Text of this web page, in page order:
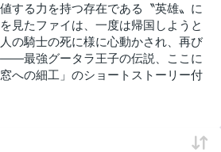
する力を持つ存在である〝英雄〟に
見たファイは、一度は帰国しようと
の騎士の死に様に心動かされ、再び
最強グータラ王子の伝説、ここに
への細工」のショートストーリー付